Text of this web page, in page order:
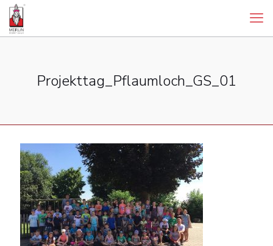
Projekttag_Pflaumloch_GS_01